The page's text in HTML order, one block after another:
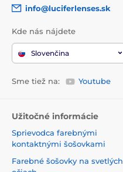
info@luciferlenses.sk
Kde nás nájdete
Slovenčina
Sme tiež na: Youtube
Užitočné informácie
Sprievodca farebnými
kontaktnými šošovkami
Farebné šošovky na svetlých